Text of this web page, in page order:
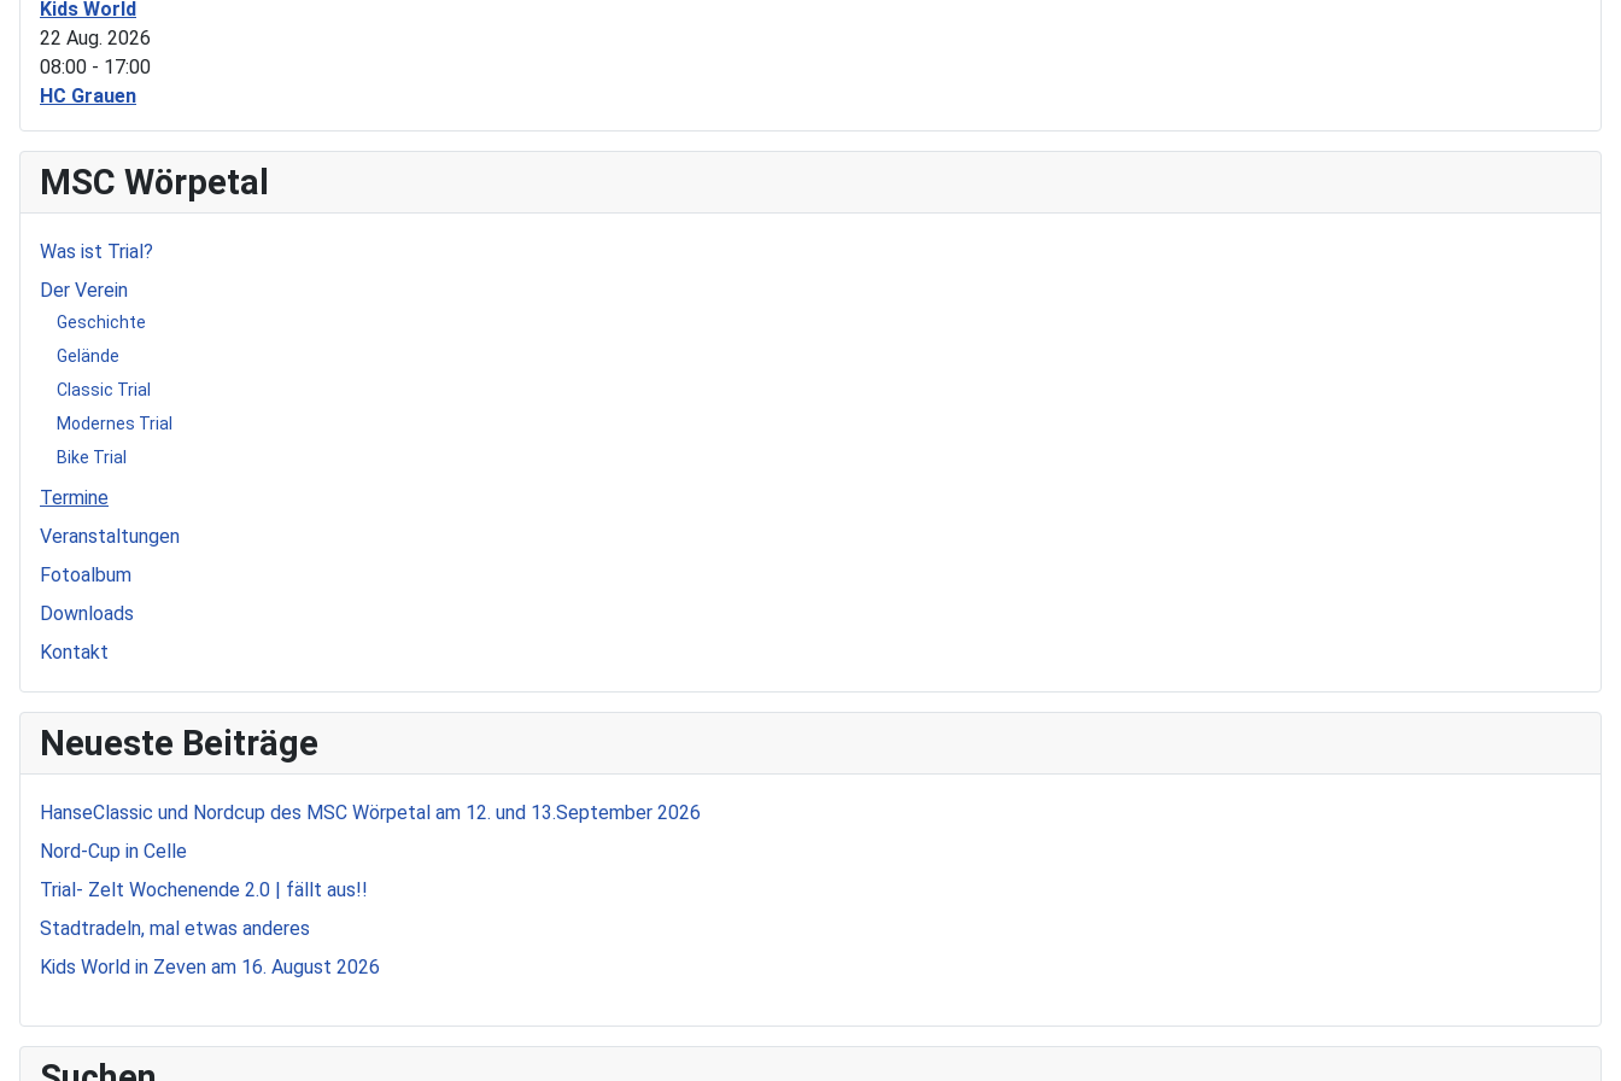
Kids World
22 Aug. 2026
08:00 - 17:00
HC Grauen
MSC Wörpetal
Was ist Trial?
Der Verein
Geschichte
Gelände
Classic Trial
Modernes Trial
Bike Trial
Termine
Veranstaltungen
Fotoalbum
Downloads
Kontakt
Neueste Beiträge
HanseClassic und Nordcup des MSC Wörpetal am 12. und 13.September 2026
Nord-Cup in Celle
Trial- Zelt Wochenende 2.0 | fällt aus!!
Stadtradeln, mal etwas anderes
Kids World in Zeven am 16. August 2026